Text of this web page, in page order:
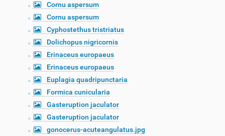
Cornu aspersum
Cornu aspersum
Cyphostethus tristriatus
Dolichopus nigricornis
Erinaceus europaeus
Erinaceus europaeus
Euplagia quadripunctaria
Formica cunicularia
Gasteruption jaculator
Gasteruption jaculator
gonocerus-acuteangulatus.jpg